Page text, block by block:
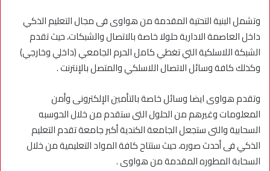
وتشمل البنية التحتية المقدمة من هواوى فى مجال التعليم الذكي
داخل العاصمة الادارية حلولا خاصة بالاتصال والشبكات، حيث تقدم
الشبكة اللاسلكية التي تغطي كامل الحرم الجامعي (داخلي وخارجي)
وكذلك كافة وسائل الاتصال اللاسلكي والمتصل بالإنترنت .
وتقدم هواوى ايضا وسائل خاصة بالتأمين الإلكترونى وأمن
المعلومات وغيرهم من الحلول التى ستقدم من خلال الحوسبه
السحابية والتى ستجعل الجامعة الكندية أكبر جامعة تقدم التعليم
الذكي فى أحدث صوره، حيث ستتاح كافة المواد التعليمية من خلال
السحابة المطوره المقدمة من هواوى .